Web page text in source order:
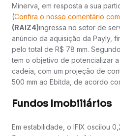
Minerva, em resposta a sua
(Confira o nosso comentário
(RAIZ4)ingressa no setor de
anúncio da aquisição da Payly,
pelo total de R$ 78 mm.
tem o objetivo de potencializar
cadeia, com um projeção de
500 mm ao Ebitda, de acordo
Fundos Imobiliários
Em estabilidade, o IFIX oscilou